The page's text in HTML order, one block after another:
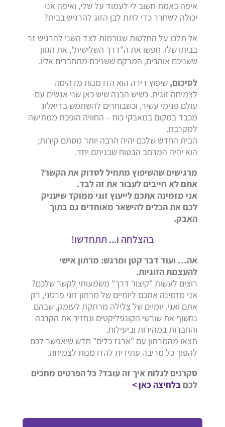
איפה באמת חשוב לי לעמוד על שלי, ואיפה אני
יכולה לשחרר כדי לתת לבן הזוג להרגיש בבית?
אל תלכו על החלטות שגורמות לצד השני להרגיש זר
בביתו שלו. חפשו את ה"דרך השלישית", את הגוון
ששניכם אוהבים, המרקם ששניכם מתחברים אליו.
לסיכום, שיפוץ דירה הוא הזדמנות מדהימה
לצמיחה זוגית. כשיש הבנה שיש כאן שני אנשים עם
עולם פנימי עשיר, וכשבוחרים להשתמש בדיאלוג
מכבד במקום במאבקי כוח – החוויה הופכת ממתישה
למקרבת.
הבית החדש שלכם יהיה הרבה יותר מסתם קירות;
הוא יהיה המרחב הבטוח שבניתם יחד.
מרגישים שהשיפוץ מתחיל לסדוק את הקשר?
אתם לא חייבים לעבור את זה לבד.
אני מזמינה אתכם לייעוץ זוגי ממוקד שיעניק
לכם את הכלים להישאר מאוחדים גם בתוך
האבק.
בהצלחה ו... תתחדשו!
אה… ועוד דבר קטן ומרגש: מרתון אישי
להעצמת הזוגיות.
רוצים לעשות "קיצור דרך" משמעותי לקשר שלכם?
אני מזמינה אתכם ליומיים של מרתון זוגי פרטני, רק
אתם ואני. יומיים של צלילה מרתקת לעומק, שבהם
נחשוף את שורשי הקונפליקטים ונחזיר את הקרבה
והחברות במהירות וביעילות.
תצאו מהמרתון עם "ארגז כלים" חדש שיאפשר לכם
להפוך כל מריבה עתידית להזדמנות לצמיחה.
סקרנים לגלות איך זה עובד? כל הפרטים מחכים
לכם בלחיצה כאן >